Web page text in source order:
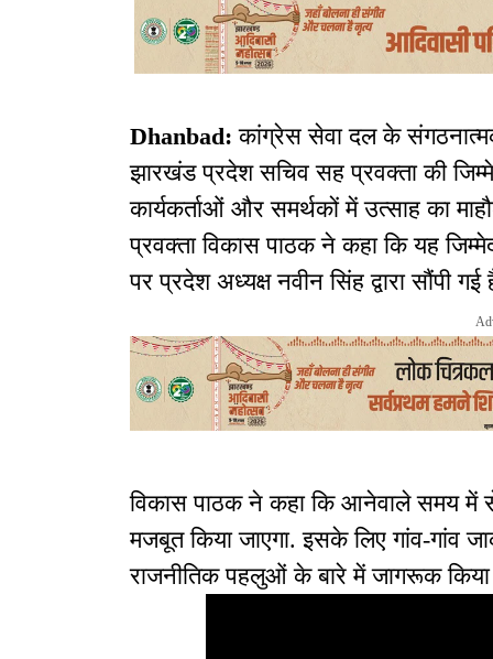
Dhanbad:कांग्रेस सेवा दल के
झारखंड प्रदेश सचिव सह प्रवक्ता की
कार्यकर्ताओं और समर्थकों में उत्साह का
प्रवक्ता विकास पाठक ने कहा कि यह
पर प्रदेश अध्यक्ष नवीन सिंह द्वारा सौंपी
विकास पाठक ने कहा कि आनेवाले समय में
मजबूत किया जाएगा. इसके लिए गांव-गांव
राजनीतिक पहलुओं के बारे में जागरूक किया